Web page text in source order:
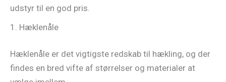
udstyr til en god pris.
1. Hæklenåle
Hæklenåle er det vigtigste redskab til hækling, og der
findes en bred vifte af størrelser og materialer at